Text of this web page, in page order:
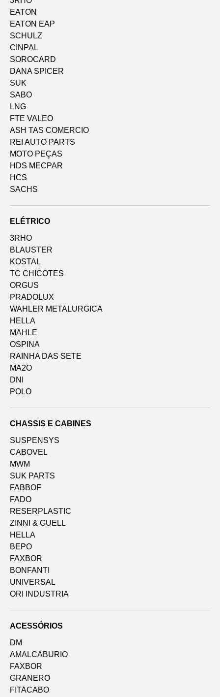
EATON
EATON EAP
SCHULZ
CINPAL
SOROCARD
DANA SPICER
SUK
SABO
LNG
FTE VALEO
ASH TAS COMERCIO
REI AUTO PARTS
MOTO PEÇAS
HDS MECPAR
HCS
SACHS
ELÉTRICO
3RHO
BLAUSTER
KOSTAL
TC CHICOTES
ORGUS
PRADOLUX
WAHLER METALURGICA
HELLA
MAHLE
OSPINA
RAINHA DAS SETE
MA2O
DNI
POLO
CHASSIS E CABINES
SUSPENSYS
CABOVEL
MWM
SUK PARTS
FABBOF
FADO
RESERPLASTIC
ZINNI & GUELL
HELLA
BEPO
FAXBOR
BONFANTI
UNIVERSAL
ORI INDUSTRIA
ACESSÓRIOS
DM
AMALCABURIO
FAXBOR
GRANERO
FITACABO